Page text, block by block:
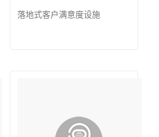
落地式客户满意度设施